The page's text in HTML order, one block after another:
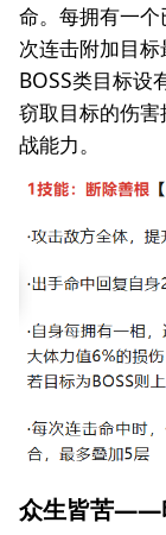
命。每拥有一
次连击附加目
BOSS类目标设
窃取目标的伤
战能力。
众生皆苦——